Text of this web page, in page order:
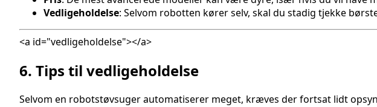
Vedligeholdelse: Selvom robotten kører selv, skal du stadig tjekke
<a id="vedligeholdelse"></a>
6. Tips til vedligeholdelse
Selvom en robotstøvsuger automatiserer meget, kræves der fortsat lidt